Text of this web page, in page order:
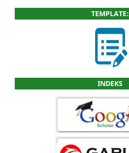
TEMPLATE:
INDEKS